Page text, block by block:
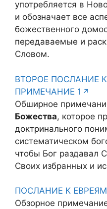
употребляется в
и обозначает все
божественного
передаваемые и
Словом.
ВТОРОЕ ПОСЛАНИЕ
ПРИМЕЧАНИЕ 1
Обширное
Божества, которое
доктринального
систематическом
чтобы Бог раздавал
Своих избранных и
ПОСЛАНИЕ К
Обзорное